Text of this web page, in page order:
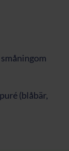
uré (blåbär,